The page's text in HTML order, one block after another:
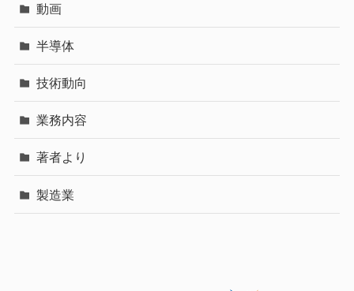
動画
半導体
技術動向
業務内容
著者より
製造業